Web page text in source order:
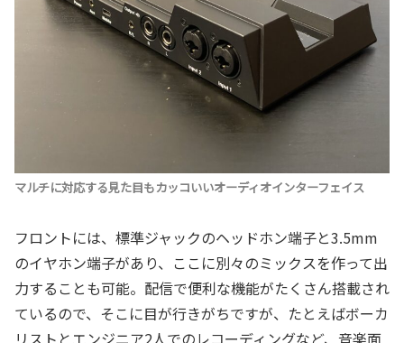
マルチに対応する見た目もカッコいいオーディオインターフェイス
フロントには、標準ジャックのヘッドホン端子と3.5mm
のイヤホン端子があり、ここに別々のミックスを作って出
力することも可能。配信で便利な機能がたくさん搭載され
ているので、そこに目が行きがちですが、たとえばボーカ
リストとエンジニア2人でのレコーディングなど、音楽面